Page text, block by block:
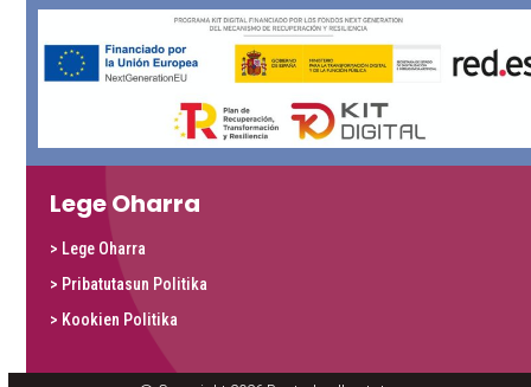
Lege Oharra
> Lege Oharra
> Pribatutasun Politika
> Kookien Politika